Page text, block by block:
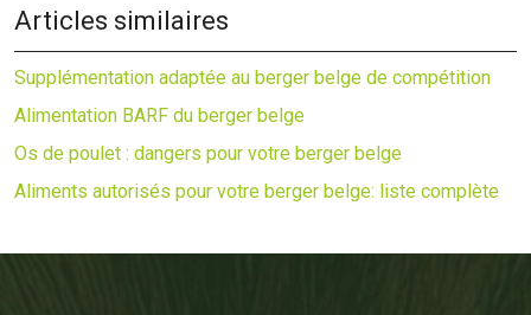
Articles similaires
Supplémentation adaptée au berger belge de compétition
Alimentation BARF du berger belge
Os de poulet : dangers pour votre berger belge
Aliments autorisés pour votre berger belge: liste complète